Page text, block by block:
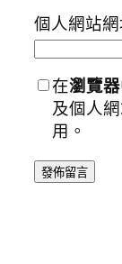
個人網站
在瀏覽器
及個人
用。